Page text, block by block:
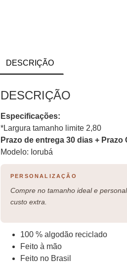
DESCRIÇÃO
DESCRIÇÃO
Especificações:
*Largura tamanho limite 2,80
Prazo de entrega 30 dias + Prazo
Modelo: Iorubá
PERSONALIZAÇÃO
Compre no tamanho ideal e
custo extra.
100 % algodão reciclado
Feito à mão
Feito no Brasil